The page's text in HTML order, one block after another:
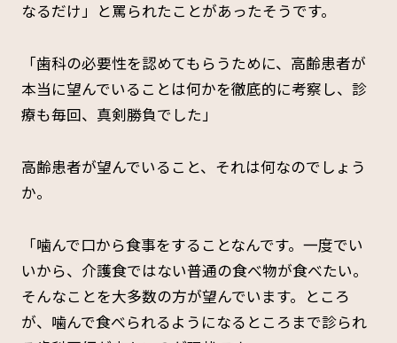
なるだけ」と罵られたことがあったそうです。
「歯科の必要性を認めてもらうために、高齢患者が
本当に望んでいることは何かを徹底的に考察し、診
療も毎回、真剣勝負でした」
高齢患者が望んでいること、それは何なのでしょう
か。
「噛んで口から食事をすることなんです。一度でい
いから、介護食ではない普通の食べ物が食べたい。
そんなことを大多数の方が望んでいます。ところ
が、噛んで食べられるようになるところまで診られ